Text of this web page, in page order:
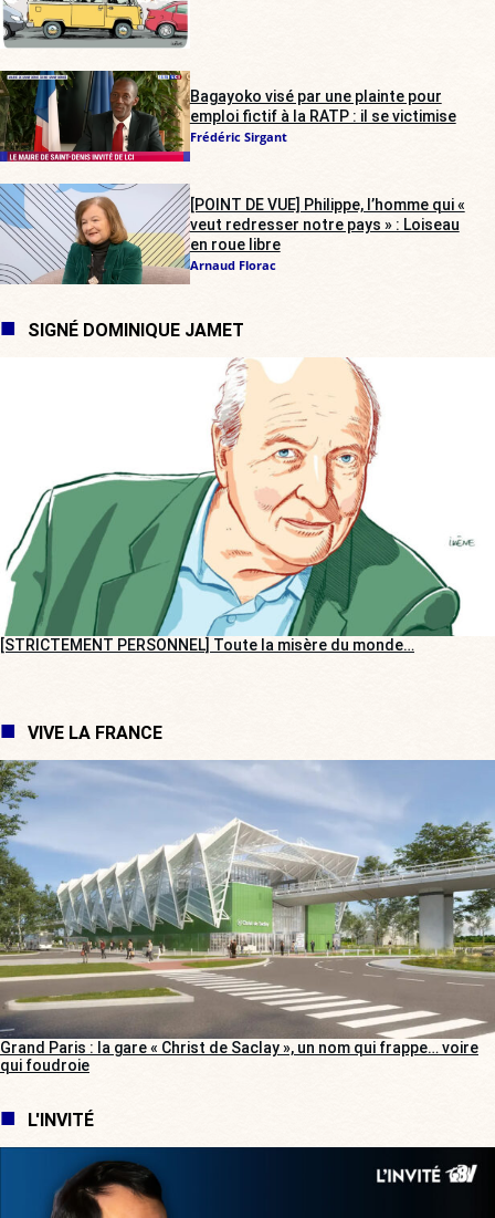
Bagayoko visé par une plainte pour
emploi fictif à la RATP : il se victimise
Frédéric Sirgant
[POINT DE VUE] Philippe, l’homme qui «
veut redresser notre pays » : Loiseau
en roue libre
Arnaud Florac
SIGNÉ DOMINIQUE JAMET
[STRICTEMENT PERSONNEL] Toute la misère du monde…
VIVE LA FRANCE
Grand Paris : la gare « Christ de Saclay », un nom qui frappe… voire
qui foudroie
L'INVITÉ